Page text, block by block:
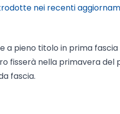
nei recenti
a pieno titolo in prima
fisserà nella primavera del
fascia.